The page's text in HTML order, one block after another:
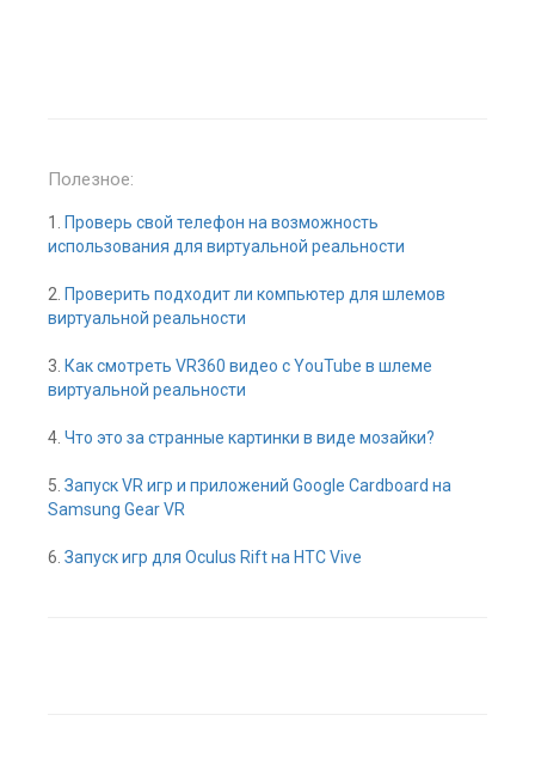
Полезное:
1.
Проверь свой телефон на возможность
использования для виртуальной реальности
2. Проверить подходит ли компьютер для шлемов
виртуальной реальности
3. Как смотреть VR360 видео с YouTube в шлеме
виртуальной реальности
4. Что это за странные картинки в виде мозайки?
5. Запуск VR игр и приложений Google Cardboard на
Samsung Gear VR
6. Запуск игр для Oculus Rift на HTC Vive